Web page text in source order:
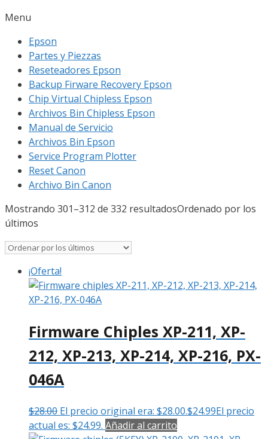
Menu
Epson
Partes y Piezzas
Reseteadores Epson
Backup Firware Recovery Epson
Chip Virtual Chipless Epson
Archivos Bin Chipless Epson
Manual de Servicio
Archivos Bin Epson
Service Program Plotter
Reset Canon
Archivo Bin Canon
Mostrando 301–312 de 332 resultadosOrdenado por los
últimos
¡Oferta!
Firmware Chiples XP-211, XP-
212, XP-213, XP-214, XP-216, PX-
046A
$28.00 El precio original era: $28.00.$24.99El precio
actual es: $24.99. Añadir al carrito